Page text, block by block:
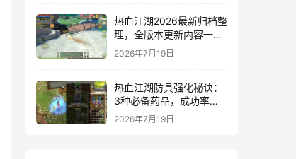
热血江湖2026最新归档整
理，全版本更新内容一网
打尽
2026年7月19日
热血江湖防具强化秘诀：
3种必备药品，成功率翻
倍亲测有效
2026年7月19日